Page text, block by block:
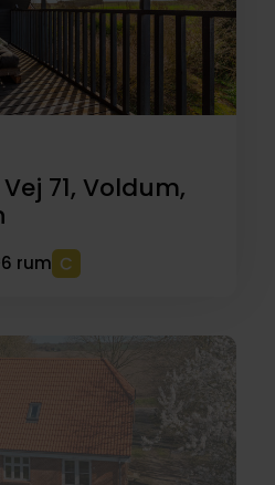
71, Voldum,
6 rum